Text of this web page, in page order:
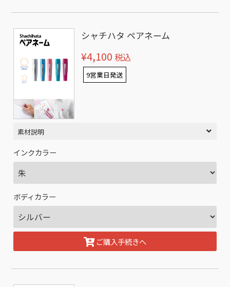
シャチハタ ペアネーム
¥4,100 税込
9営業日発送
素材説明
インクカラー
ボディカラー
ご購入手続きへ